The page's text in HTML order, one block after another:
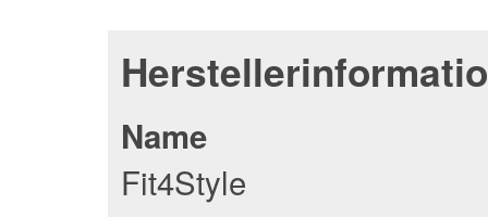
Name
Fit4Style